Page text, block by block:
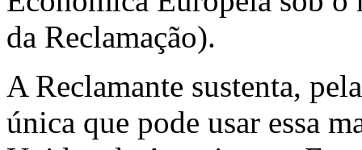
da Reclamação).
A Reclamante sustenta,
única que pode usar essa